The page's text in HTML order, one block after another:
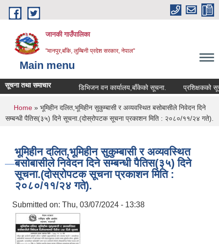
Skip to main content
जानकी गाउँपालिका
"मानपुर,बाँके, लुम्बिनी प्रदेश सरकार, नेपाल"
Main menu
सूचना तथा समाचार डिभिजन वन कार्यालय,बाँकेको सूचना. प्रशिक्षकको सूची
You are here
Home» भूमिहीन दलित,भूमिहीन सुकुम्बासी र अव्यवस्थित बसोबासीले निवेदन दिने
सम्बन्धी पैतिस(३५) दिने सूचना.(दोस्रोपटक सूचना प्रकाशन मिति : २०८०/११/२४ गते).
भूमिहीन दलित,भूमिहीन सुकुम्बासी र अव्यवस्थित
बसोबासीले निवेदन दिने सम्बन्धी पैतिस(३५) दिने
सूचना.(दोस्रोपटक सूचना प्रकाशन मिति :
२०८०/११/२४ गते).
Submitted on: Thu, 03/07/2024 - 13:38